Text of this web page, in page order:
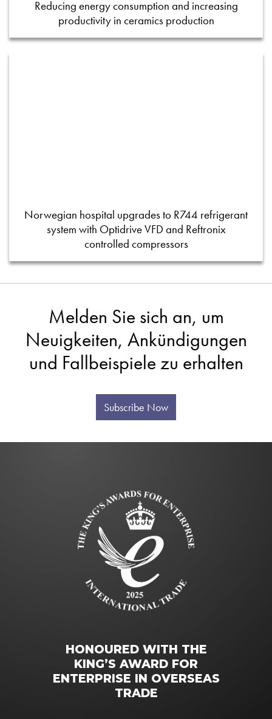
Reducing energy consumption and increasing
productivity in ceramics production
Norwegian hospital upgrades to R744 refrigerant
system with Optidrive VFD and Reftronix
controlled compressors
Melden Sie sich an, um
Neuigkeiten, Ankündigungen
und Fallbeispiele zu erhalten
Subscribe Now
HONOURED WITH THE
KING’S AWARD FOR
ENTERPRISE IN OVERSEAS
TRADE